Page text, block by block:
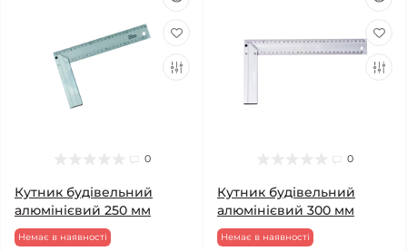
0
Кутник будівельний
алюмінієвий 250 мм
Немає в наявності
0
Кутник будівельний
алюмінієвий 300 мм
Немає в наявності